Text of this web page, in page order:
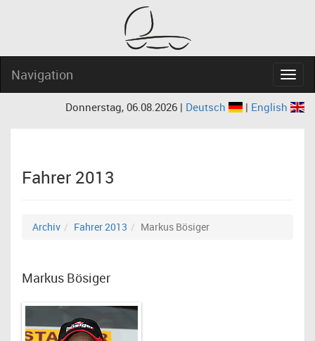
Navigation
Donnerstag, 06.08.2026 | Deutsch | English
Fahrer 2013
Archiv Fahrer 2013 Markus Bösiger
Markus Bösiger